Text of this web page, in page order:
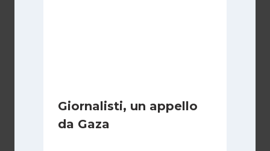
Giornalisti, un appello
da Gaza